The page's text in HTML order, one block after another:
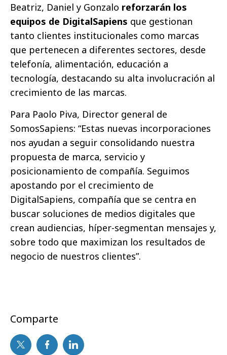
Beatriz, Daniel y Gonzalo reforzarán los
equipos de DigitalSapiens que gestionan
tanto clientes institucionales como marcas
que pertenecen a diferentes sectores, desde
telefonía, alimentación, educación a
tecnología, destacando su alta involucración al
crecimiento de las marcas.
Para Paolo Piva, Director general de
SomosSapiens: “Estas nuevas incorporaciones
nos ayudan a seguir consolidando nuestra
propuesta de marca, servicio y
posicionamiento de compañía. Seguimos
apostando por el crecimiento de
DigitalSapiens, compañía que se centra en
buscar soluciones de medios digitales que
crean audiencias, híper-segmentan mensajes y,
sobre todo que maximizan los resultados de
negocio de nuestros clientes”.
Comparte